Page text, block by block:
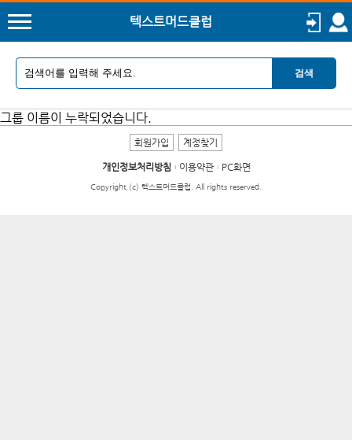
텍스트머드클럽
검색
그룹 이름이 누락되었습니다.
회원가입 계정찾기
개인정보처리방침 이용약관 PC화면
Copyright (c) 텍스트머드클럽. All rights reserved.